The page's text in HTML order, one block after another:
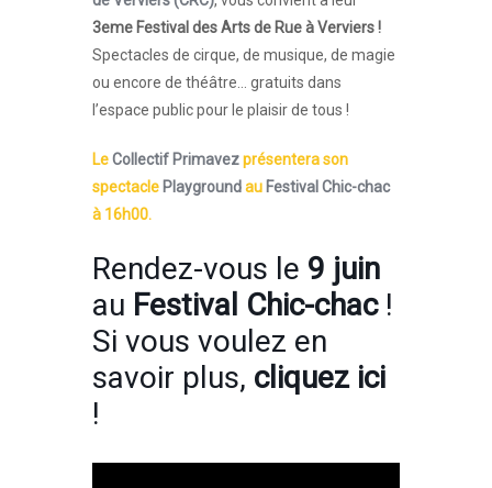
3eme Festival des Arts de Rue à Verviers !
Spectacles de cirque, de musique, de magie
ou encore de théâtre… gratuits dans
l’espace public pour le plaisir de tous !
LeCollectif Primavezprésentera son
spectacle Playgroundau Festival Chic-chac
à 16h00.
Rendez-vous le 9 juin
au Festival Chic-chac!
Si vous voulez en
savoir plus, cliquez ici
!